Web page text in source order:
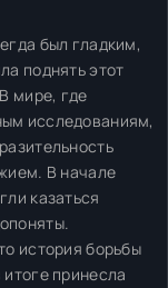
был гладким,
поднять этот
мире, где
исследованиям,
В начале
казаться
история борьбы
принесла